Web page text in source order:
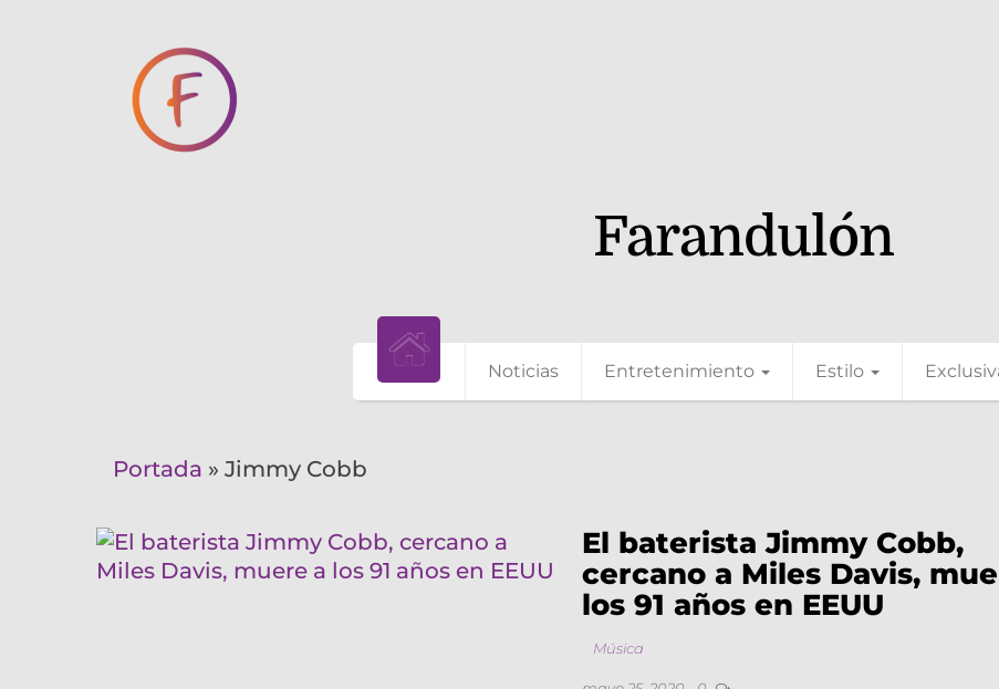
Farandulón
Noticias Entretenimiento Estilo
Portada » Jimmy Cobb
El baterista Jimmy Cobb,
cercano a Miles Davis,
los 91 años en EEUU
Música